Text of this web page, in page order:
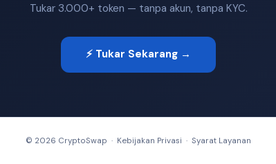
Tukar 3.000+ token — tanpa akun, tanpa KYC.
⚡ Tukar Sekarang →
© 2026 CryptoSwap · Kebijakan Privasi · Syarat Layanan